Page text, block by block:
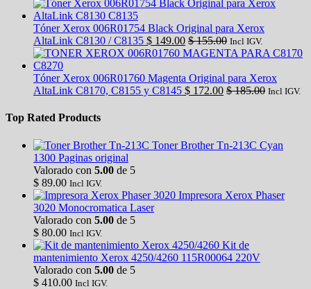
Tóner Xerox 006R01754 Black Original para Xerox
AltaLink C8130 / C8135 $ 149.00 $155.00 Incl IGV.
Tóner Xerox 006R01760 Magenta Original para Xerox
AltaLink C8170, C8155 y C8145 $ 172.00 $185.00 Incl IGV.
Top Rated Products
Toner Brother Tn-213C Cyan
1300 Paginas original
Valorado con 5.00 de 5
$ 89.00 Incl IGV.
Impresora Xerox Phaser
3020 Monocromatica Laser
Valorado con 5.00 de 5
$ 80.00 Incl IGV.
Kit de
mantenimiento Xerox 4250/4260 115R00064 220V
Valorado con 5.00 de 5
$ 410.00 Incl IGV.